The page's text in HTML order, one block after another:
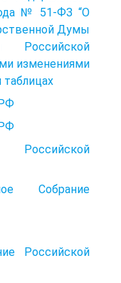
№ 51-ФЗ “О
Думы
Российской
изменениями
Российской
Собрание
Российской